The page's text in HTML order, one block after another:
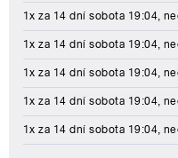
1x za 14 dní sobota 19:04,
1x za 14 dní sobota 19:04,
1x za 14 dní sobota 19:04,
1x za 14 dní sobota 19:04,
1x za 14 dní sobota 19:04,